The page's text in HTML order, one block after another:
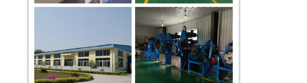
Niedriges Legierungspulver des Nickels